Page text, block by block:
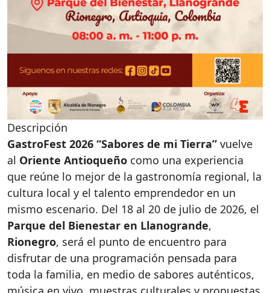
Descripción
GastroFest 2026 “Sabores de mi Tierra” vuelve
al Oriente Antioqueño como una experiencia
que reúne lo mejor de la gastronomía regional, la
cultura local y el talento emprendedor en un
mismo escenario. Del 18 al 20 de julio de 2026, el
Parque del Bienestar en Llanogrande,
Rionegro, será el punto de encuentro para
disfrutar de una programación pensada para
toda la familia, en medio de sabores auténticos,